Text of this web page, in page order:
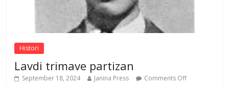
Postim me vlera nga artistja e mirëfilltë
Mimoza Gjoni
August 6, 2026 Comments Off
Histori
Lavdi trimave partizan
September 18, 2024 Janina Press Comments Off